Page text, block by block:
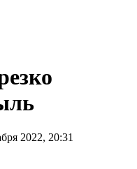
2022, 20:31